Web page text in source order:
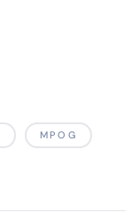
MPOG